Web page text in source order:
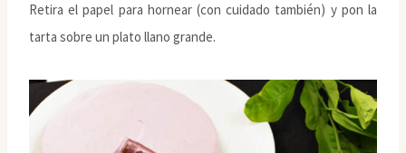
Retira el papel para hornear (con cuidado también) y pon la
tarta sobre un plato llano grande.